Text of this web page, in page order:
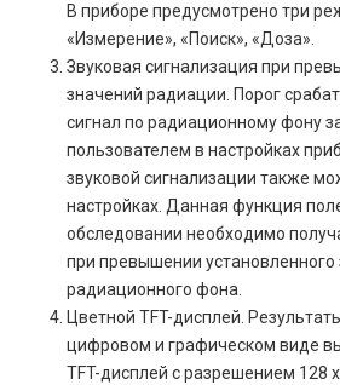
В приборе предусмотрено три
«Измерение», «Поиск», «Доза».
Звуковая сигнализация при
значений радиации. Порог
сигнал по радиационному фону
пользователем в настройках
звуковой сигнализации также
настройках. Данная функция
обследовании необходимо
при превышении установленного
радиационного фона.
Цветной TFT-дисплей.
цифровом и графическом виде
TFT-дисплей с разрешением 128 x